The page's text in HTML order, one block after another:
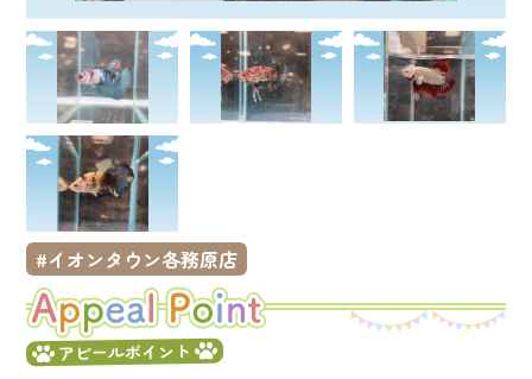
イオンタウン各務原店
アピールポイント